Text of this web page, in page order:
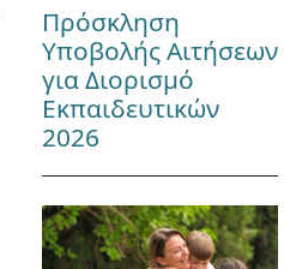
Πρόσκληση
Υποβολής Αιτήσεων
για Διορισμό
Εκπαιδευτικών
2026